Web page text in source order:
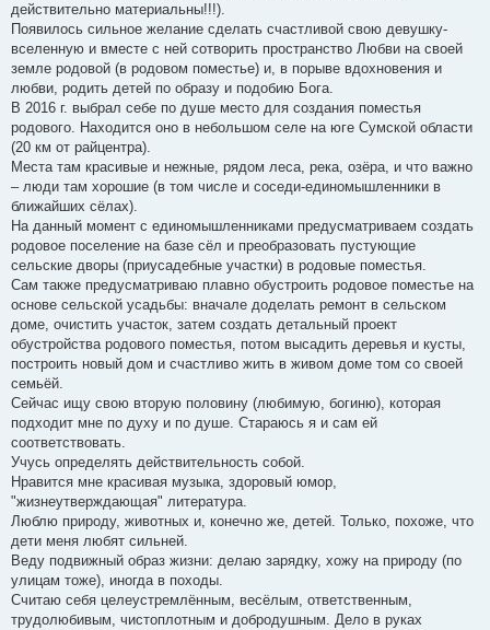
действительно материальны!!!).
Появилось сильное желание сделать счастливой свою девушку-
вселенную и вместе с ней сотворить пространство Любви на своей
земле родовой (в родовом поместье) и, в порыве вдохновения и
любви, родить детей по образу и подобию Бога.
В 2016 г. выбрал себе по душе место для создания поместья
родового. Находится оно в небольшом селе на юге Сумской области
(20 км от райцентра).
Места там красивые и нежные, рядом леса, река, озёра, и что важно
– люди там хорошие (в том числе и соседи-единомышленники в
ближайших сёлах).
На данный момент с единомышленниками предусматриваем создать
родовое поселение на базе сёл и преобразовать пустующие
сельские дворы (приусадебные участки) в родовые поместья.
Сам также предусматриваю плавно обустроить родовое поместье на
основе сельской усадьбы: вначале доделать ремонт в сельском
доме, очистить участок, затем создать детальный проект
обустройства родового поместья, потом высадить деревья и кусты,
построить новый дом и счастливо жить в живом доме том со своей
семьёй.
Сейчас ищу свою вторую половину (любимую, богиню), которая
подходит мне по духу и по душе. Стараюсь я и сам ей
соответствовать.
Учусь определять действительность собой.
Нравится мне красивая музыка, здоровый юмор,
"жизнеутверждающая" литература.
Люблю природу, животных и, конечно же, детей. Только, похоже, что
дети меня любят сильней.
Веду подвижный образ жизни: делаю зарядку, хожу на природу (по
улицам тоже), иногда в походы.
Считаю себя целеустремлённым, весёлым, ответственным,
трудолюбивым, чистоплотным и добродушным. Дело в руках